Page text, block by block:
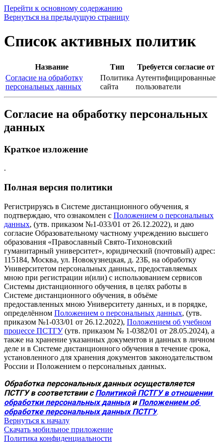
Перейти к основному содержанию
Вернуться на предыдущую страницу
Список активных политик
Название Тип
Требуется согласие от
Согласие на обработку
персональных данных
Политика
сайта
Аутентифицированные
пользователи
Согласие на обработку персональных
данных
Краткое изложение
.
Полная версия политики
Регистрируясь в Системе дистанционного обучения, я
подтверждаю, что ознакомлен с Положением о персональных
данных, (утв. приказом №1-033/01 от 26.12.2022), и даю
согласие Образовательному частному учреждению высшего
образования «Православный Свято-Тихоновский
гуманитарный университет», юридический (почтовый) адрес:
115184, Москва, ул. Новокузнецкая, д. 23Б, на обработку
Университетом персональных данных, предоставляемых
мною при регистрации и(или) с использованием сервисов
Системы дистанционного обучения, в целях работы в
Системе дистанционного обучения, в объёме
предоставленных мною Университету данных, и в порядке,
определённом Положением о персональных данных, (утв.
приказом №1-033/01 от 26.12.2022), Положением об учебном
процессе ПСТГУ(утв. приказом № 1-0382/01 от 28.05.2024), а
также на хранение указанных документов и данных в личном
деле и в Системе дистанционного обучения в течение срока,
установленного для хранения документов законодательством
России и Положением о персональных данных.
Обработка персональных данных осуществляется
ПСТГУ в соответствии с Политикой ПСТГУ в отношении
обработки персональных данных и Положением об
обработке персональных данных ПСТГУ.
Вернуться к началу
Скачать мобильное приложение
Политика конфиденциальности